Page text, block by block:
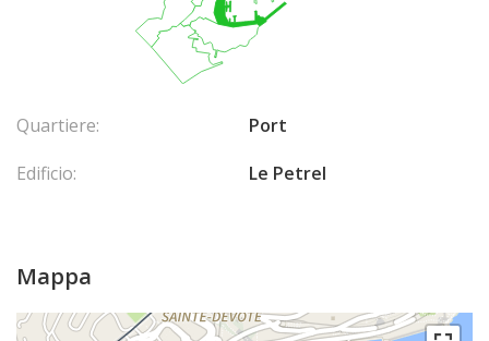
Quartiere:
Port
Edificio:
Le Petrel
Mappa